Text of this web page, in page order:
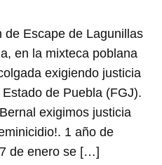
de Escape de Lagunillas
en la mixteca poblana
exigiendo justicia
de Puebla (FGJ).
exigimos justicia
1 año de
de enero se […]